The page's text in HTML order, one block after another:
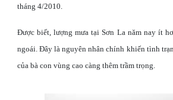
tháng 4/2010.
Được biết, lượng mưa tại Sơn La năm nay ít
ngoái. Đây là nguyên nhân chính khiến tình
của bà con vùng cao càng thêm trầm trọng.